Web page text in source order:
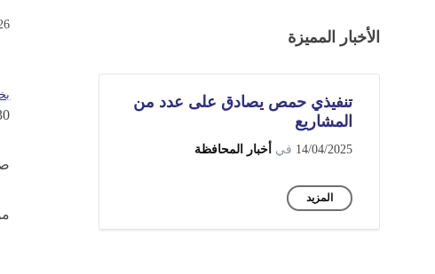
الأخبار المميزة
تنفيذي حمص يصادق على عدد من
المشاريع
14/04/2025 في أخبار المحافظة
المزيد